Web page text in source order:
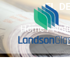
¡EL
Home/